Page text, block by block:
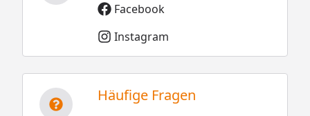
Facebook
Instagram
Häufige Fragen